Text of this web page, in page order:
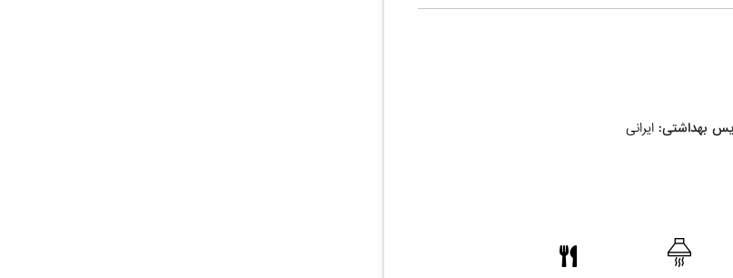
بهداشتی: ایرانی